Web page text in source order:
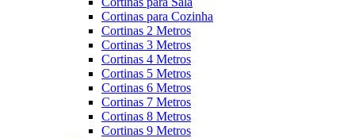
Cortinas para Cozinha
Cortinas 2 Metros
Cortinas 3 Metros
Cortinas 4 Metros
Cortinas 5 Metros
Cortinas 6 Metros
Cortinas 7 Metros
Cortinas 8 Metros
Cortinas 9 Metros